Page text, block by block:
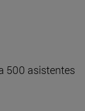
500 asistentes